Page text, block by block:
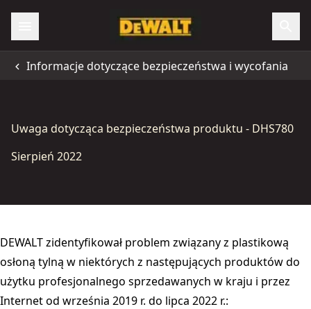
Informacje dotyczące bezpieczeństwa i wycofania
Uwaga dotycząca bezpieczeństwa produktu - DHS780
Sierpień 2022
DEWALT zidentyfikował problem związany z plastikową
osłoną tylną w niektórych z następujących produktów do
użytku profesjonalnego sprzedawanych w kraju i przez
Internet od września 2019 r. do lipca 2022 r.: